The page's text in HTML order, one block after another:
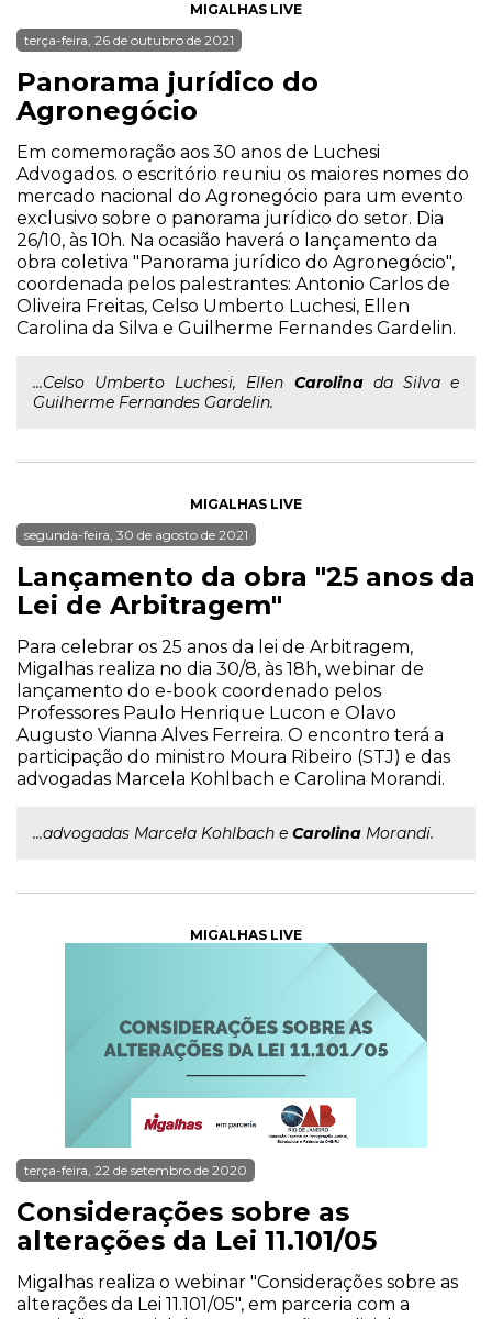
MIGALHAS LIVE
terça-feira, 26 de outubro de 2021
Panorama jurídico do
Agronegócio
Em comemoração aos 30 anos de Luchesi
Advogados. o escritório reuniu os maiores nomes do
mercado nacional do Agronegócio para um evento
exclusivo sobre o panorama jurídico do setor. Dia
26/10, às 10h. Na ocasião haverá o lançamento da
obra coletiva "Panorama jurídico do Agronegócio",
coordenada pelos palestrantes: Antonio Carlos de
Oliveira Freitas, Celso Umberto Luchesi, Ellen
Carolina da Silva e Guilherme Fernandes Gardelin.
...Celso Umberto Luchesi, Ellen Carolinada Silva e
Guilherme Fernandes Gardelin.
MIGALHAS LIVE
segunda-feira, 30 de agosto de 2021
Lançamento da obra "25 anos da
Lei de Arbitragem"
Para celebrar os 25 anos da lei de Arbitragem,
Migalhas realiza no dia 30/8, às 18h, webinar de
lançamento do e-book coordenado pelos
Professores Paulo Henrique Lucon e Olavo
Augusto Vianna Alves Ferreira. O encontro terá a
participação do ministro Moura Ribeiro (STJ) e das
advogadas Marcela Kohlbach e Carolina Morandi.
...advogadas Marcela Kohlbach e Carolina Morandi.
MIGALHAS LIVE
terça-feira, 22 de setembro de 2020
Considerações sobre as
alterações da Lei 11.101/05
Migalhas realiza o webinar "Considerações sobre as
alterações da Lei 11.101/05", em parceria com a